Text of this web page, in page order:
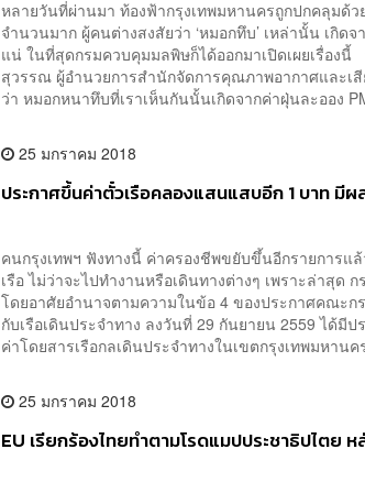
หลายวันที่ผ่านมา ท้องฟ้ากรุงเทพมหานครถูกปกคลุมด้
จำนวนมาก ผู้คนต่างสงสัยว่า ‘หมอกทึบ’ เหล่านั้น เกิด
แน่ ในที่สุดกรมควบคุมมลพิษก็ได้ออกมาเปิดเผยเรื่องนี้
สุวรรณ ผู้อำนวยการสำนักจัดการคุณภาพอากาศและเ
ว่า หมอกหนาทึบที่เราเห็นกันนั้นเกิดจากค่าฝุ่นละออง
25 มกราคม 2018
ประกาศขึ้นค่าตั๋วเรือคลองแสนแสบอีก 1 บาท มีผ
คนกรุงเทพฯ ฟังทางนี้ ค่าครองชีพขยับขึ้นอีกรายการแ
เรือ ไม่ว่าจะไปทำงานหรือเดินทางต่างๆ เพราะล่าสุด
โดยอาศัยอำนาจตามความในข้อ 4 ของประกาศคณะก
กับเรือเดินประจำทาง ลงวันที่ 29 กันยายน 2559 ได้มีป
ค่าโดยสารเรือกลเดินประจำทางในเขตกรุงเทพมหา
25 มกราคม 2018
EU เรียกร้องไทยทำตามโรดแมปประชาธิปไตย